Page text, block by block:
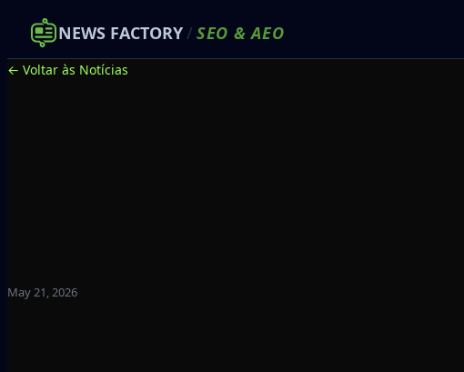
NEWS FACTORY/ SEO &AEO
← Voltar às Notícias
May 21, 2026